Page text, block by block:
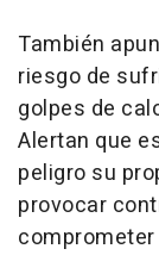
También
riesgo de
golpes de
Alertan que
peligro su
provocar